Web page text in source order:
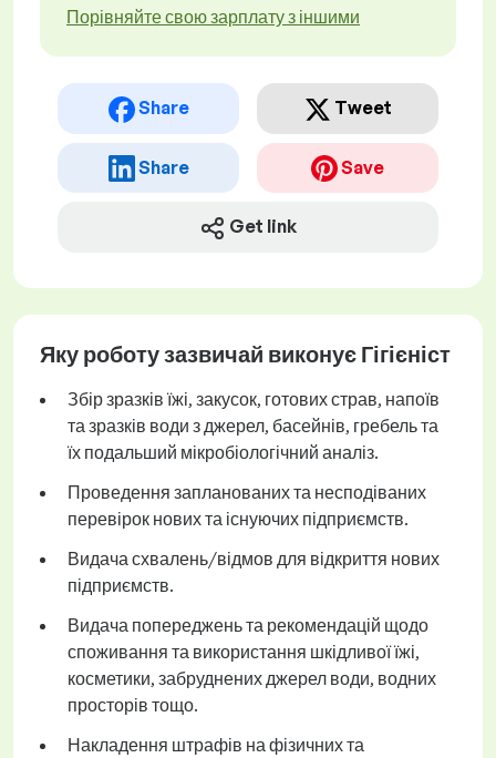
Порівняйте свою зарплату з іншими
Share Tweet
Share Save
Get link
Яку роботу зазвичай виконує Гігієніст
Збір зразків їжі, закусок, готових страв, напоїв
та зразків води з джерел, басейнів, гребель та
їх подальший мікробіологічний аналіз.
Проведення запланованих та несподіваних
перевірок нових та існуючих підприємств.
Видача схвалень/відмов для відкриття нових
підприємств.
Видача попереджень та рекомендацій щодо
споживання та використання шкідливої їжі,
косметики, забруднених джерел води, водних
просторів тощо.
Накладення штрафів на фізичних та